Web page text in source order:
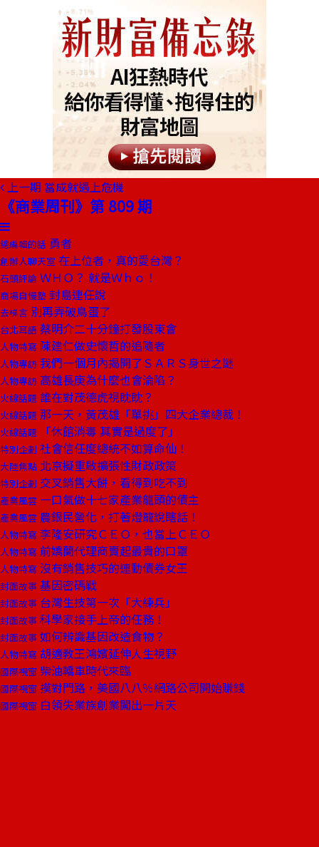
上一期 當成就遇上危機
《商業周刊》第 809 期
總編輯的話 勇者
創辦人聊天室 在上位者，真的愛台灣？
石頭評論 ＷＨＯ？ 就是Ｗｈｏ！
商場自慢塾 封島連任說
去梯言 別再弄破鳥蛋了
台北耳語 蔡明介二十分鐘打發股東會
人物特寫 陳建仁做史懷哲的追隨者
人物專訪 我們一個月內揭開了ＳＡＲＳ身世之謎
人物專訪 高雄長庚為什麼也會淪陷？
火線話題 誰在對茂德虎視眈眈？
火線話題 那一天，黃茂雄「單挑」四大企業總裁！
火線話題 「休館消毒 其實是過度了」
特別企劃 社會信任度總統不如算命仙！
大陸焦點 北京擬重啟擴張性財政政策
特別企劃 交叉銷售大餅，看得到吃不到
產業風雲 一口氣做十七家產業龍頭的債主
產業風雲 農銀民營化，打著燈籠說瞎話！
人物特寫 李隆安研究ＣＥＯ，也當上ＣＥＯ
人物特寫 前嬌蘭代理商賣起最貴的口罩
人物特寫 沒有銷售技巧的連動債券女王
封面故事 基因密碼戰
封面故事 台灣生技第一次「大練兵」
封面故事 科學家接手上帝的任務！
封面故事 如何辨識基因改造食物？
人物特寫 胡適教王鴻嬪延伸人生視野
國際視窗 柴油轎車時代來臨
國際視窗 摸對門路，美國八八％網路公司開始賺錢
國際視窗 白領失業族創業闖出一片天